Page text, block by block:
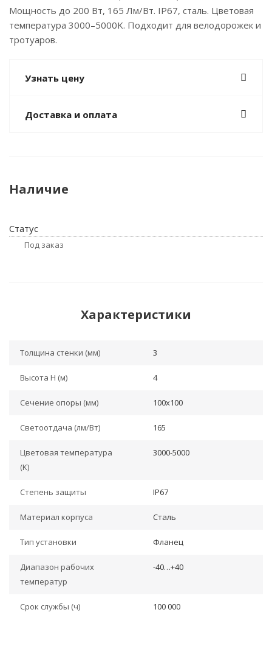
Мощность до 200 Вт, 165 Лм/Вт. IP67, сталь. Цветовая
температура 3000–5000K. Подходит для велодорожек и
тротуаров.
Узнать цену
Доставка и оплата
Наличие
Статус
Под заказ
Характеристики
Толщина стенки (мм) 3
Высота H (м) 4
Сечение опоры (мм) 100x100
Светоотдача (лм/Вт) 165
Цветовая температура
(K)
3000-5000
Степень защиты IP67
Материал корпуса Сталь
Тип установки Фланец
Диапазон рабочих
температур
-40…+40
Срок службы (ч) 100 000